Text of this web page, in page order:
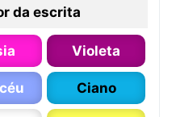
da escrita
Violeta
Ciano